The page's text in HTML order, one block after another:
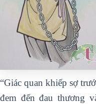
“Giác quan khiếp sợ
đem đến đau thương